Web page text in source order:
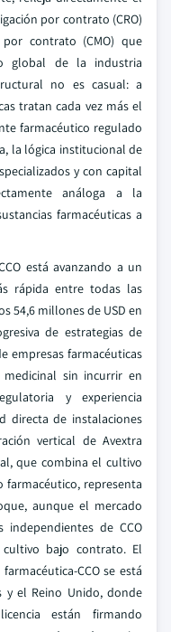
por contrato (CRO)
contrato (CMO) que
global de la industria
no es casual: a
tratan cada vez más el
farmacéutico regulado
la lógica institucional de
y con capital
análoga a la
farmacéuticas a
está avanzando a un
rápida entre todas las
54,6 millones de USD en
de estrategias de
empresas farmacéuticas
sin incurrir en
y experiencia
directa de instalaciones
vertical de Avextra
que combina el cultivo
farmacéutico, representa
aunque el mercado
independientes de CCO
cultivo bajo contrato. El
CCO se está
y el Reino Unido, donde
están firmando